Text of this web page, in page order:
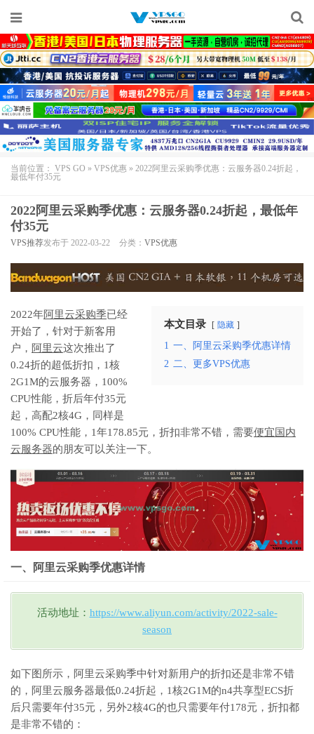
当前位置： VPS GO » VPS优惠 » 2022阿里云采购季优惠：云服务器0.24折起，
最低年付35元
2022阿里云采购季优惠：云服务器0.24折起，最低年
付35元
VPS推荐发布于 2022-03-22 分类： VPS优惠
本文目录 隐藏
1 一、阿里云采购季优惠详情
2 二、更多VPS优惠
2022年阿里云采购季已经
开始了，针对于新客用
户， 阿里云这次推出了
0.24折的超低折扣，1核
2G1M的云服务器，100%
CPU性能，折后年付35元
起，高配2核4G，同样是
100% CPU性能，1年178.85元，折扣非常不错，需要便宜国内
云服务器的朋友可以关注一下。
一、阿里云采购季优惠详情
活动地址： https://www.aliyun.com/activity/2022-sale-
season
如下图所示，阿里云采购季中针对新用户的折扣还是非常不错
的，阿里云服务器最低0.24折起，1核2G1M的n4共享型ECS折
后只需要年付35元，另外2核4G的也只需要年付178元，折扣都
是非常不错的：